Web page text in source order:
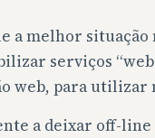
a melhor situação
serviços
web, para utilizar
a deixar off-line